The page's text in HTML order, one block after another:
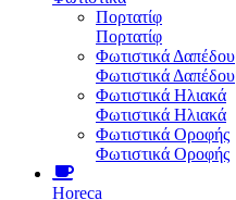
Πορτατίφ
Πορτατίφ
Φωτιστικά Δαπέδου
Φωτιστικά Δαπέδου
Φωτιστικά Ηλιακά
Φωτιστικά Ηλιακά
Φωτιστικά Οροφής
Φωτιστικά Οροφής
Horeca